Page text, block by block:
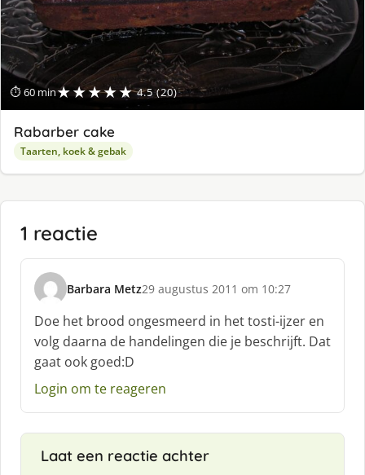
⏱ 60 min★★★★★ 4.5 (20)
Rabarber cake
Taarten, koek & gebak
1 reactie
Barbara Metz
s
c
h
r
e
e
:
29 augustus 2011 om 10:27
Doe het brood ongesmeerd in het tosti-ijzer en
volg daarna de handelingen die je beschrijft. Dat
gaat ook goed:D
Login om te reageren
Laat een reactie achter